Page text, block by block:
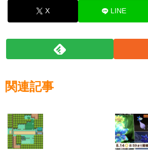
X LINE
関連記事